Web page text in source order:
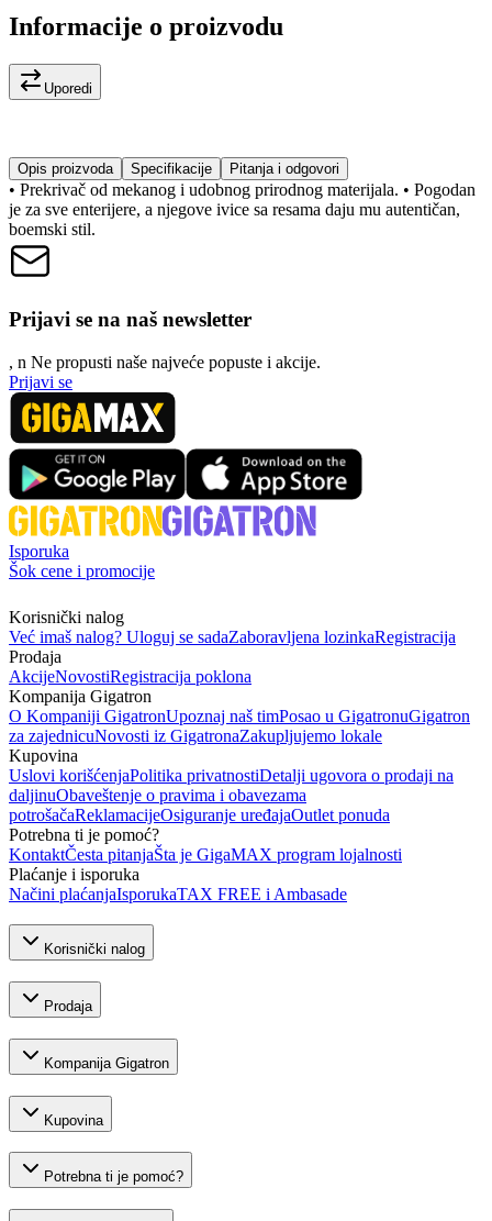
Informacije o proizvodu
Uporedi
Opis proizvoda Specifikacije Pitanja i odgovori
• Prekrivač od mekanog i udobnog prirodnog materijala. • Pogodan
je za sve enterijere, a njegove ivice sa resama daju mu autentičan,
boemski stil.
Prijavi se na naš newsletter
, n Ne propusti naše najveće popuste i akcije.
Prijavi se
Isporuka
Šok cene i promocije
Korisnički nalog
Već imaš nalog? Uloguj se sadaZaboravljena lozinkaRegistracija
Prodaja
AkcijeNovostiRegistracija poklona
Kompanija Gigatron
O Kompaniji GigatronUpoznaj naš timPosao u GigatronuGigatron
za zajednicuNovosti iz GigatronaZakupljujemo lokale
Kupovina
Uslovi korišćenjaPolitika privatnostiDetalji ugovora o prodaji na
daljinuObaveštenje o pravima i obavezama
potrošačaReklamacijeOsiguranje uređajaOutlet ponuda
Potrebna ti je pomoć?
KontaktČesta pitanjaŠta je GigaMAX program lojalnosti
Plaćanje i isporuka
Načini plaćanjaIsporukaTAX FREE i Ambasade
Korisnički nalog
Prodaja
Kompanija Gigatron
Kupovina
Potrebna ti je pomoć?